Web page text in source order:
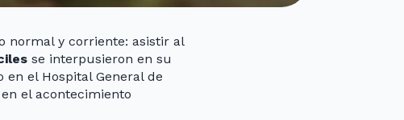
normal y corriente: asistir al
se interpusieron en su
el Hospital General de
el acontecimiento